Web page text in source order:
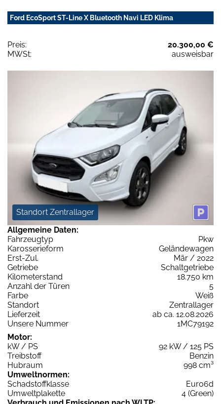
Ford EcoSport ST-Line X Bluetooth Navi LED Klima
Preis:
20.300,00 €
MWSt:
ausweisbar
Standort Zentrallager
Allgemeine Daten:
Fahrzeugtyp
Pkw
Karosserieform
Geländewagen
Erst-Zul.
Mär / 2022
Getriebe
Schaltgetriebe
Kilometerstand
18.750 km
Anzahl der Türen
5
Farbe
Weiß
Standort
Zentrallager
Lieferzeit
ab ca. 12.08.2026
Unsere Nummer
1MC79192
Motor:
kW / PS
92 kW / 125 PS
Treibstoff
Benzin
Hubraum
998 cm³
Umweltnormen:
Schadstoffklasse
Euro6d
Umweltplakette
4 (Green)